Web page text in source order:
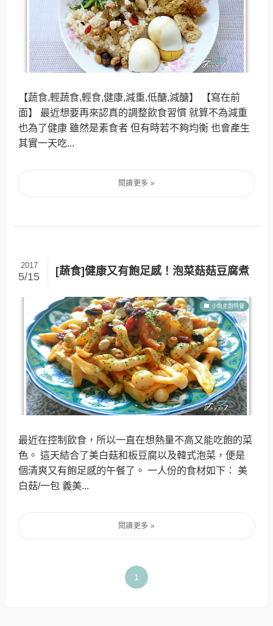
【蔬食,輕蔬食,輕食,健康,減重,低醣,減醣】 【寫在前
面】 最近想要再來認真的調整飲食習慣 就算不為減重
也為了健康 雖然是素食者 但有時若不夠均衡 也會產生
其實一天吃...
[蔬食]健康又有飽足感！泡菜菇菇豆腐煮
2017
5/15
小魚主廚特餐
最近在控制飲食，所以一直在想熱量不高又能吃飽的菜
色。 這天結合了美白菇和板豆腐以及韓式泡菜，便是
個清爽又有飽足感的午餐了。 一人份的食材如下： 美
白菇/一包 義美...
1